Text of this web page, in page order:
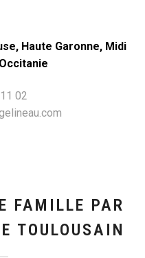
Haute Garonne, Midi
02
FAMILLE PAR
TOULOUSAIN